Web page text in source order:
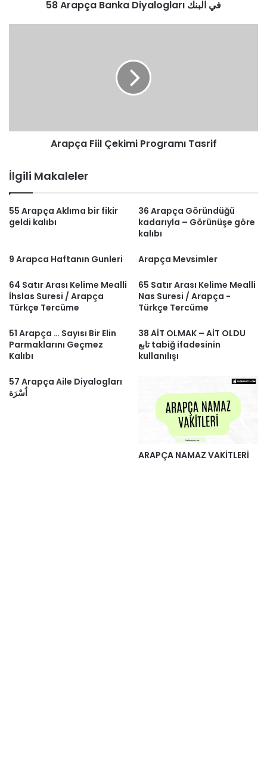
58 Arapça Banka Diyalogları في البنك
Arapça Fiil Çekimi Programı Tasrif
İlgili Makaleler
55 Arapça Aklıma bir fikir
geldi kalıbı
36 Arapça Göründüğü
kadarıyla – Görünüşe göre
kalıbı
9 Arapca Haftanın Gunleri Arapça Mevsimler
64 Satır Arası Kelime Mealli
İhslas Suresi / Arapça
Türkçe Tercüme
65 Satır Arası Kelime Mealli
Nas Suresi / Arapça -
Türkçe Tercüme
51 Arapça … Sayısı Bir Elin
Parmaklarını Geçmez
Kalıbı
38 AİT OLMAK – AİT OLDU
تابع tabiğ ifadesinin
kullanılışı
57 Arapça Aile Diyalogları
اُسْرَة
ARAPÇA NAMAZ VAKİTLERİ